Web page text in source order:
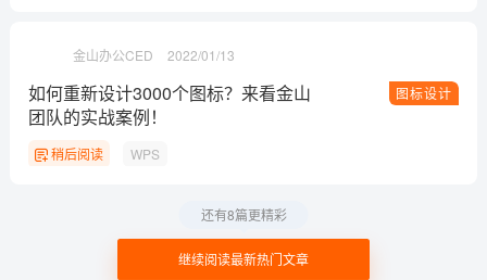
金山办公CED 2022/01/13
图标设计
如何重新设计3000个图标？来看金山
团队的实战案例！
稍后阅读 WPS
继续阅读最新热门文章
还有8篇更精彩